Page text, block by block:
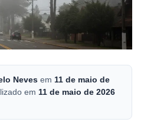
Neves em 11 de maio de
em 11 de maio de 2026